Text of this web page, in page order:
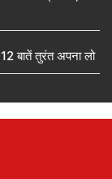
बातें तुरंत अपना लो